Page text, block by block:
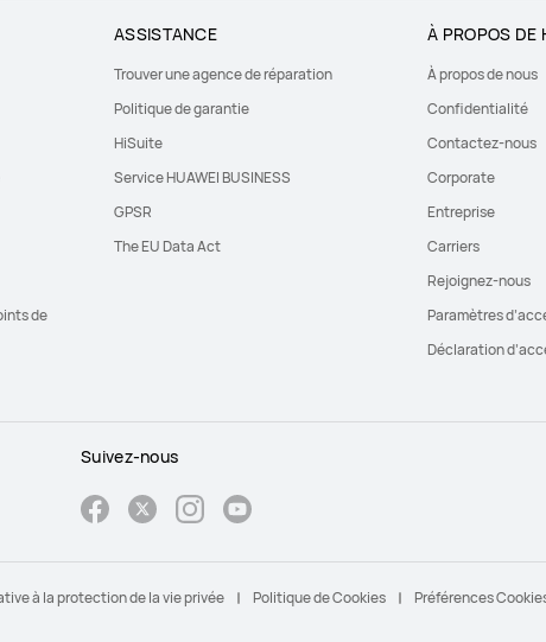
de
ASSISTANCE
Trouver une agence de réparation
Politique de garantie
HiSuite
Service HUAWEI BUSINESS
GPSR
The EU Data Act
À PROPOS DE
À propos de nous
Confidentialité
Contactez-nous
Corporate
Entreprise
Carriers
Rejoignez-nous
Paramètres
Déclaration
Suivez-nous
à la protection de la vie privée Politique de Cookies Préférences